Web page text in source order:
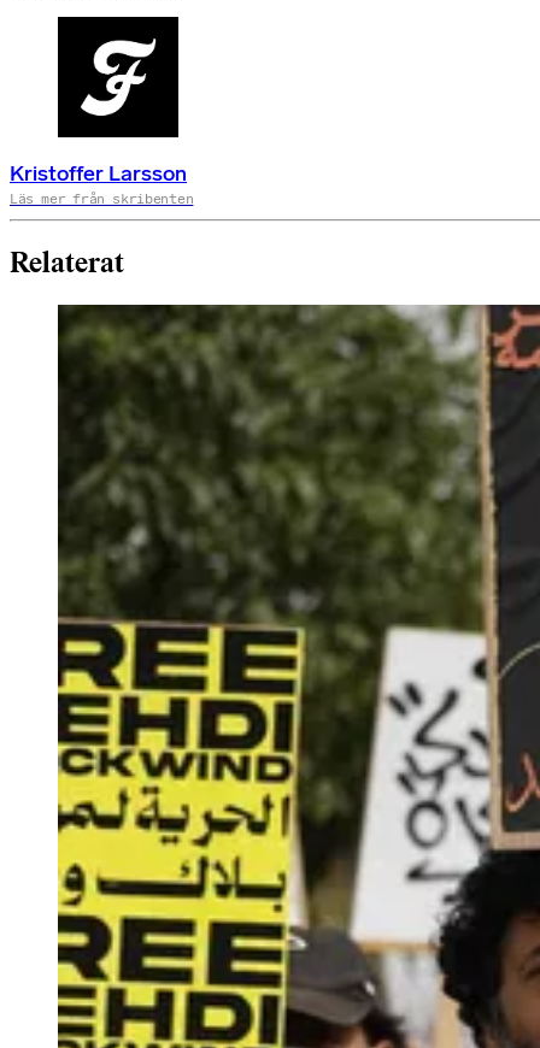
Kristoffer Larsson
Läs mer från skribenten
Relaterat